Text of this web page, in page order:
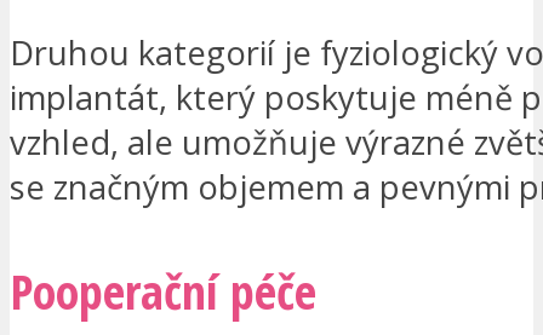
Druhou kategorií je fyziologický
implantát, který poskytuje méně
vzhled, ale umožňuje výrazné
se značným objemem a pevnými
Pooperační péče